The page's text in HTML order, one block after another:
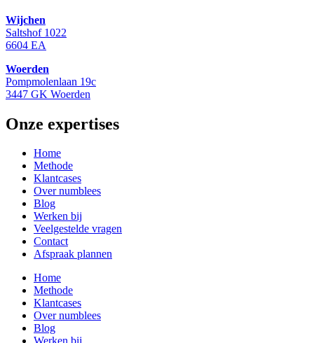
Wijchen
Saltshof 1022
6604 EA
Woerden
Pompmolenlaan 19c
3447 GK Woerden
Onze expertises
Home
Methode
Klantcases
Over numblees
Blog
Werken bij
Veelgestelde vragen
Contact
Afspraak plannen
Home
Methode
Klantcases
Over numblees
Blog